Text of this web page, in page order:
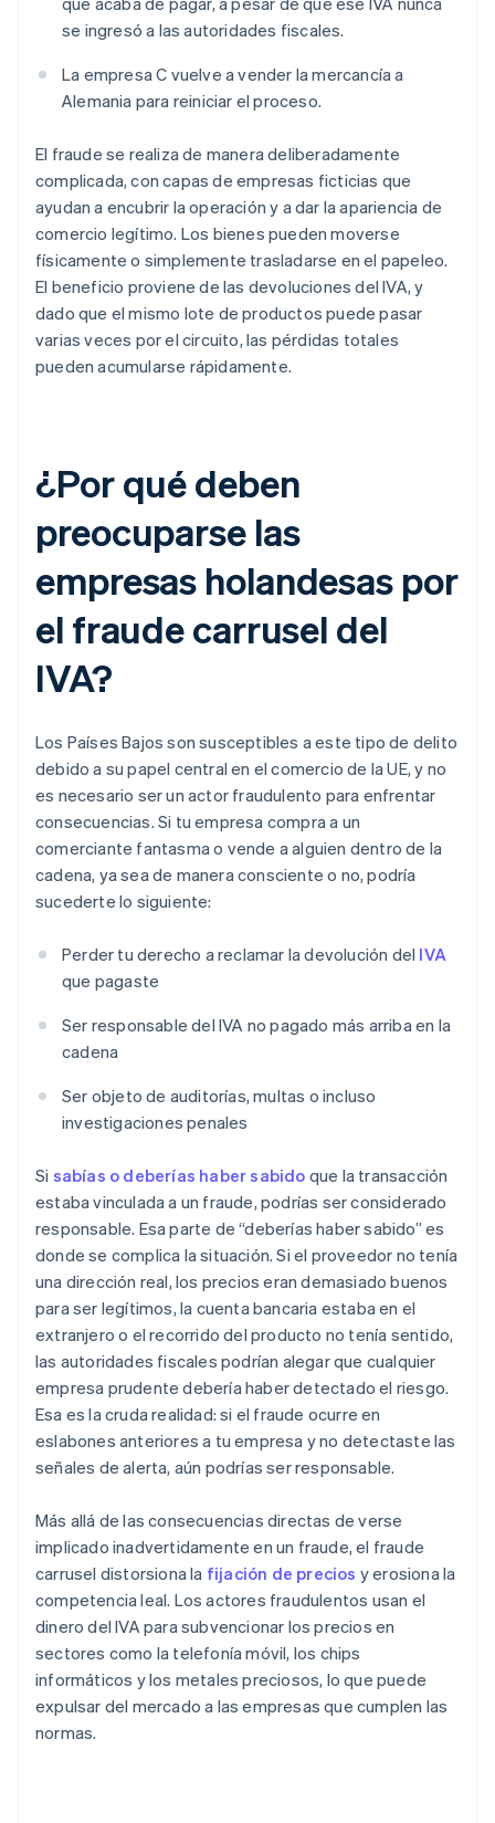
se ingresó a las autoridades fiscales.
La empresa C vuelve a vender la mercancía a
Alemania para reiniciar el proceso.
El fraude se realiza de manera deliberadamente
complicada, con capas de empresas ficticias que
ayudan a encubrir la operación y a dar la apariencia de
comercio legítimo. Los bienes pueden moverse
físicamente o simplemente trasladarse en el papeleo.
El beneficio proviene de las devoluciones del IVA, y
dado que el mismo lote de productos puede pasar
varias veces por el circuito, las pérdidas totales
pueden acumularse rápidamente.
¿Por qué deben
preocuparse las
empresas holandesas por
el fraude carrusel del
IVA?
Los Países Bajos son susceptibles a este tipo de delito
debido a su papel central en el comercio de la UE, y no
es necesario ser un actor fraudulento para enfrentar
consecuencias. Si tu empresa compra a un
comerciante fantasma o vende a alguien dentro de la
cadena, ya sea de manera consciente o no, podría
sucederte lo siguiente:
Perder tu derecho a reclamar la devolución del IVA
que pagaste
Ser responsable del IVA no pagado más arriba en la
cadena
Ser objeto de auditorías, multas o incluso
investigaciones penales
Si sabías o deberías haber sabido que la transacción
estaba vinculada a un fraude, podrías ser considerado
responsable. Esa parte de “deberías haber sabido” es
donde se complica la situación. Si el proveedor no tenía
una dirección real, los precios eran demasiado buenos
para ser legítimos, la cuenta bancaria estaba en el
extranjero o el recorrido del producto no tenía sentido,
las autoridades fiscales podrían alegar que cualquier
empresa prudente debería haber detectado el riesgo.
Esa es la cruda realidad: si el fraude ocurre en
eslabones anteriores a tu empresa y no detectaste las
señales de alerta, aún podrías ser responsable.
Más allá de las consecuencias directas de verse
implicado inadvertidamente en un fraude, el fraude
carrusel distorsiona la fijación de precios y erosiona la
competencia leal. Los actores fraudulentos usan el
dinero del IVA para subvencionar los precios en
sectores como la telefonía móvil, los chips
informáticos y los metales preciosos, lo que puede
expulsar del mercado a las empresas que cumplen las
normas.